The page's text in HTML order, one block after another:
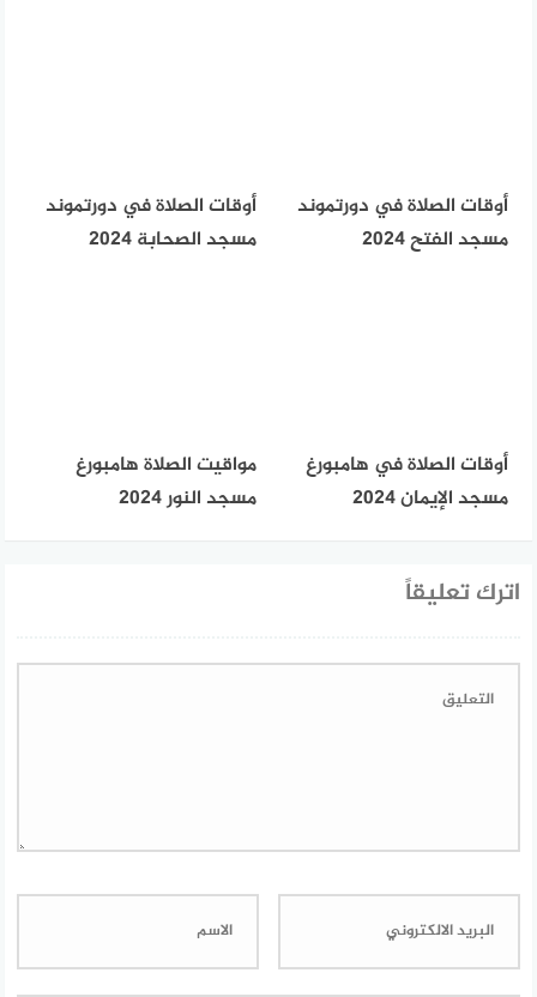
أوقات الصلاة في دورتموند
مسجد الفتح 2024
أوقات الصلاة في دورتموند
مسجد الصحابة 2024
أوقات الصلاة في هامبورغ
مسجد الإيمان 2024
مواقيت الصلاة هامبورغ
مسجد النور 2024
اترك تعليقاً